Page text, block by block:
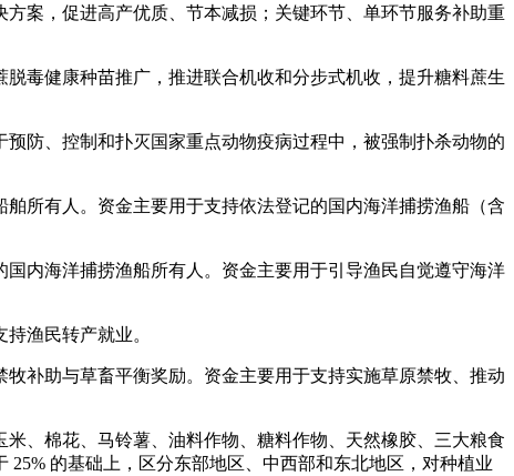
案，促进高产优质、节本减损；关键环节、单环节服务补助重
毒健康种苗推广，推进联合机收和分步式机收，提升糖料蔗生
防、控制和扑灭国家重点动物疫病过程中，被强制扑杀动物的
所有人。资金主要用于支持依法登记的国内海洋捕捞渔船（含
内海洋捕捞渔船所有人。资金主要用于引导渔民自觉遵守海洋
渔民转产就业。
补助与草畜平衡奖励。资金主要用于支持实施草原禁牧、推动
、棉花、马铃薯、油料作物、糖料作物、天然橡胶、三大粮食
的基础上，区分东部地区、中西部和东北地区，对种植业